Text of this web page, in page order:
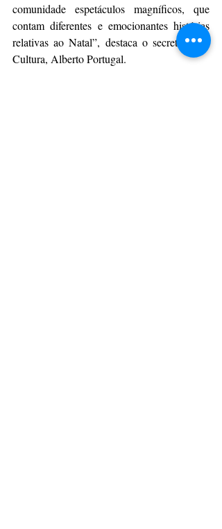
comunidade espetáculos magníficos, que
contam diferentes e emocionantes histórias
relativas ao Natal”, destaca o secretário de
Cultura, Alberto Portugal.